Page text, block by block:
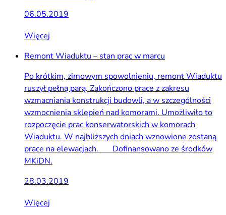
06.05.2019
Więcej
Remont Wiaduktu – stan prac w marcu
Po krótkim, zimowym spowolnieniu, remont Wiaduktu
ruszył pełną parą. Zakończono prace z zakresu
wzmacniania konstrukcji budowli, a w szczególności
wzmocnienia sklepień nad komorami. Umożliwiło to
rozpoczęcie prac konserwatorskich w komorach
Wiaduktu. W najbliższych dniach wznowione zostaną
prace na elewacjach. Dofinansowano ze środków
MKiDN.
28.03.2019
Więcej